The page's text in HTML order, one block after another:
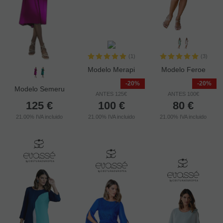
Modelo Semeru
125 €
21.00% IVA incluido
(1)
Modelo Merapi
-20%
ANTES 125€
100 €
21.00% IVA incluido
(3)
Modelo Feroe
-20%
ANTES 100€
80 €
21.00% IVA incluido